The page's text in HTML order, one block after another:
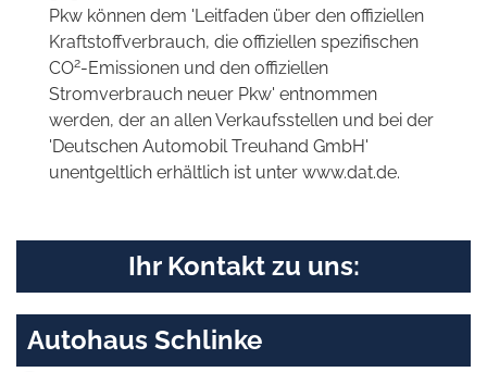
Pkw können dem 'Leitfaden über den offiziellen
Kraftstoffverbrauch, die offiziellen spezifischen
CO2-Emissionen und den offiziellen
Stromverbrauch neuer Pkw' entnommen
werden, der an allen Verkaufsstellen und bei der
'Deutschen Automobil Treuhand GmbH'
unentgeltlich erhältlich ist unter www.dat.de.
Ihr Kontakt zu uns:
Autohaus Schlinke